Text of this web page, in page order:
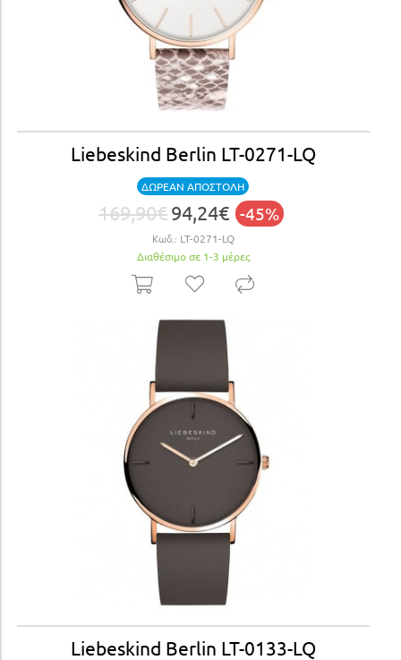
Liebeskind Berlin LT-0271-LQ
ΔΩΡΕΑΝ ΑΠΟΣΤΟΛΗ
169,90€94,24€ -45%
Κωδ.: LT-0271-LQ
Διαθέσιμο σε 1-3 μέρες
Liebeskind Berlin LT-0133-LQ